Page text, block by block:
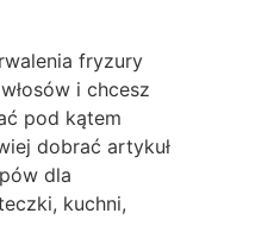
fryzury
i chcesz
pod kątem
dobrać artykuł
dla
kuchni,